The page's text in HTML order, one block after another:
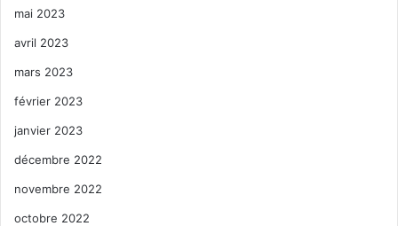
mai 2023
avril 2023
mars 2023
février 2023
janvier 2023
décembre 2022
novembre 2022
octobre 2022